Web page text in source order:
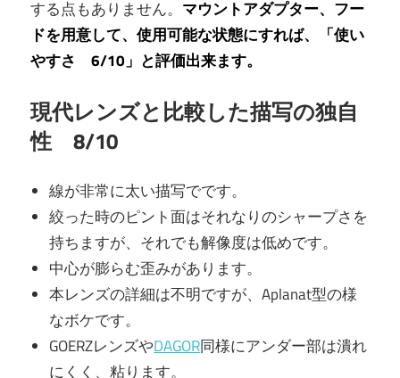
する点もありません。 マウントアダプター、フー
ドを用意して、使用可能な状態にすれば、「使い
やすさ 6/10」と評価出来ます。
現代レンズと比較した描写の独自
性 8/10
線が非常に太い描写でです。
絞った時のピント面はそれなりのシャープさを
持ちますが、それでも解像度は低めです。
中心が膨らむ歪みがあります。
本レンズの詳細は不明ですが、Aplanat型の様
なボケです。
GOERZレンズやDAGOR同様にアンダー部は潰れ
にくく、粘ります。